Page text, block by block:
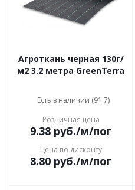
Агроткань черная 130г/
м2 3.2 метра GreenTerra
Есть в наличии (91.7)
Розничная цена
9.38руб./м/пог
Цена по дисконту
8.80руб./м/пог